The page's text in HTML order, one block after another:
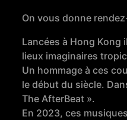
On vous donne
Lancées à Hong Kong
lieux imaginaires
Un hommage à ces
le début du siècle.
The AfterBeat ».
En 2023, ces